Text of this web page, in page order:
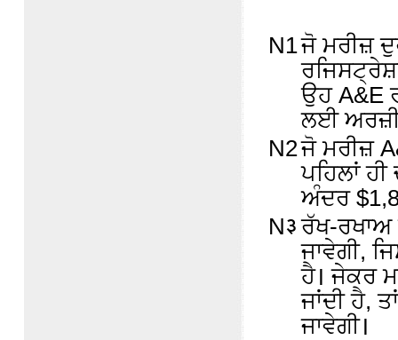
N1ਜੋ ਮਰੀਜ਼
ਉਹ A&E
ਲਈ
N2ਜੋ ਮਰੀਜ਼
ਪਹਿਲਾਂ
ਅੰਦਰ
N३ ਰੱਖ-ਰਖਾਅ
ਜਾਵੇਗੀ,
ਹੈ। ਜੇਕਰ
ਜਾਂਦੀ ਹੈ,
ਜਾਵੇਗੀ।